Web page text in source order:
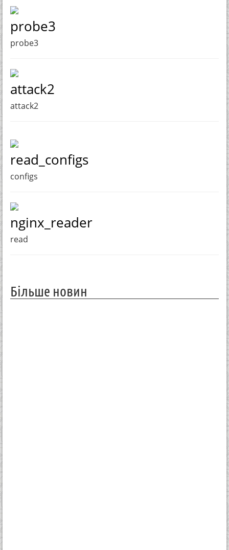
probe3
probe3
attack2
attack2
read_configs
configs
nginx_reader
read
Більше новин